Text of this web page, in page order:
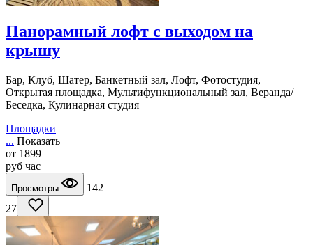
Панорамный лофт с выходом на
крышу
Бар, Клуб, Шатер, Банкетный зал, Лофт, Фотостудия,
Открытая площадка, Мультифункциональный зал, Веранда/
Беседка, Кулинарная студия
Площадки
... Показать
от 1899
руб час
Просмотры
142
27